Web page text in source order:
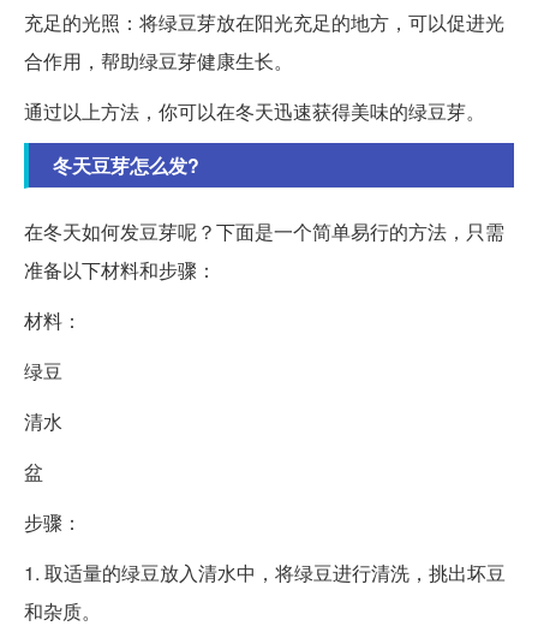
充足的光照：将绿豆芽放在阳光充足的地方，可以促进光
合作用，帮助绿豆芽健康生长。
通过以上方法，你可以在冬天迅速获得美味的绿豆芽。
冬天豆芽怎么发?
在冬天如何发豆芽呢？下面是一个简单易行的方法，只需
准备以下材料和步骤：
材料：
绿豆
清水
盆
步骤：
1. 取适量的绿豆放入清水中，将绿豆进行清洗，挑出坏豆
和杂质。